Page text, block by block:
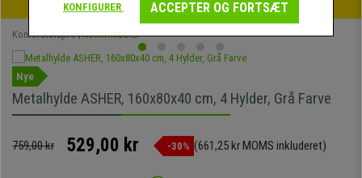
Kontorstolepro Kontormøbler
Nye
Metalhylde ASHER, 160x80x40 cm, 4 Hylder, Grå Farve
759,00 kr 529,00 kr -30% (661,25 kr MOMS inkluderet)
KONFIGURER ACCEPTER OG FORTSÆT